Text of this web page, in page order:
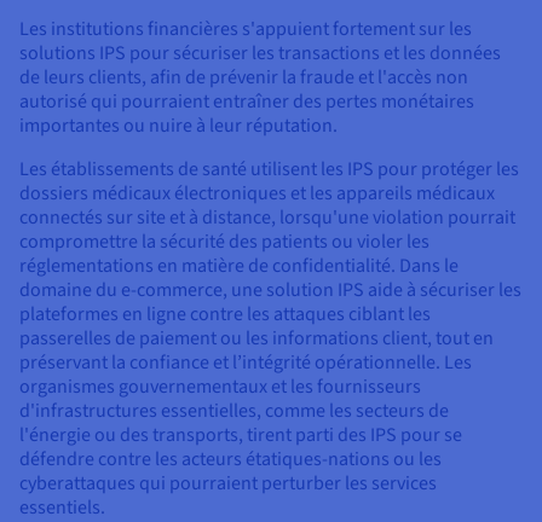
Les institutions financières s'appuient fortement sur les
solutions IPS pour sécuriser les transactions et les données
de leurs clients, afin de prévenir la fraude et l'accès non
autorisé qui pourraient entraîner des pertes monétaires
importantes ou nuire à leur réputation.
Les établissements de santé utilisent les IPS pour protéger les
dossiers médicaux électroniques et les appareils médicaux
connectés sur site et à distance, lorsqu'une violation pourrait
compromettre la sécurité des patients ou violer les
réglementations en matière de confidentialité. Dans le
domaine du e-commerce, une solution IPS aide à sécuriser les
plateformes en ligne contre les attaques ciblant les
passerelles de paiement ou les informations client, tout en
préservant la confiance et l’intégrité opérationnelle. Les
organismes gouvernementaux et les fournisseurs
d'infrastructures essentielles, comme les secteurs de
l'énergie ou des transports, tirent parti des IPS pour se
défendre contre les acteurs étatiques-nations ou les
cyberattaques qui pourraient perturber les services
essentiels.